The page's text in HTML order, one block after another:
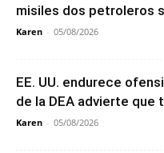
misiles dos petroleros
Karen - 05/08/2026
EE. UU. endurece
de la DEA advierte que
Karen - 05/08/2026